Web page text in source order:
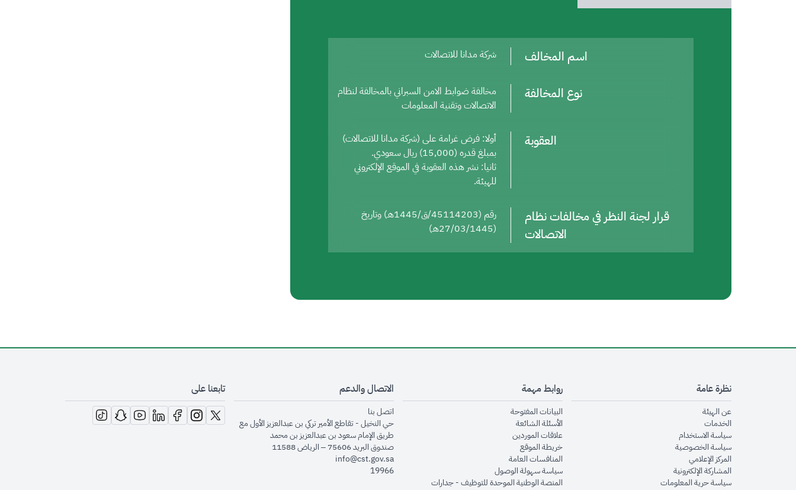
اسم المخالف شركة مدانا للاتصالات
نوع المخالفة
مخالفة ضوابط الامن السبراني بالمخالفة لنظام
الاتصالات وتقنية المعلومات
العقوبة
أولا: فرض غرامة على (شركة مدانا للاتصالات)
بمبلغ قدره (15,000) ريال سعودي.
ثانيا: نشر هذه العقوبة في الموقع الإلكتروني
للهيئة.
قرار لجنة النظر في مخالفات نظام
الاتصالات
رقم (45114203/ق/1445هـ) وتاريخ
(27/03/1445هـ)
نظرة عامة
عن الهيئةopens in new window
الخدماتopens in new window
سياسة الاستخدام
سياسة الخصوصيةopens in new window
المركز الإعلاميopens in new window
المشاركة الإلكترونيةopens in new window
سياسة حرية المعلوماتopens in new window
روابط مهمة
البيانات المفتوحةopens in new window
الأسئلة الشائعةopens in new window
علاقات الموردينopens in new window
خريطة الموقعopens in new window
المنافسات العامةopens in new window
سياسة سهولة الوصولopens in new window
المنصة الوطنية الموحدة للتوظيف - جداراتopens in new window
الاتصال والدعم
اتصل بنا
حي النخيل - تقاطع الأمير تركي بن عبدالعزيز الأول مع
طريق الإمام سعود بن عبدالعزيز بن محمد
صندوق البريد 75606 – الرياض 11588
info@cst.gov.sa
19966
تابعنا على
opens in new window
opens in new window
opens in new window
opens in new window
opens in new window
opens in new window
opens in new window